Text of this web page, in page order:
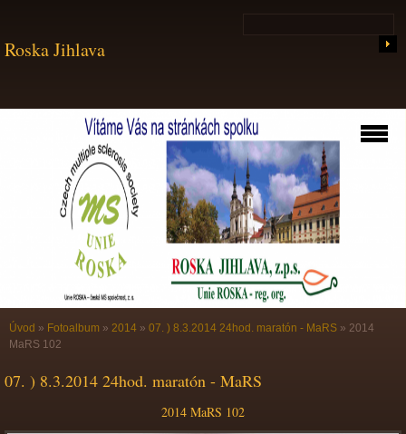
Roska Jihlava
Úvod » Fotoalbum » 2014 » 07. ) 8.3.2014 24hod. maratón - MaRS » 2014
MaRS 102
07. ) 8.3.2014 24hod. maratón - MaRS
2014 MaRS 102